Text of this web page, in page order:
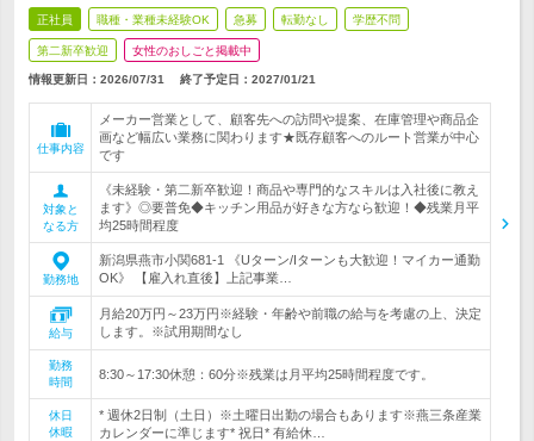
正社員 職種・業種未経験OK 急募 転勤なし 学歴不問
第二新卒歓迎 女性のおしごと掲載中
情報更新日：2026/07/31 終了予定日： 2027/01/21
仕事内容
メーカー営業として、顧客先への訪問や提案、在庫管理や商品企
画など幅広い業務に関わります★既存顧客へのルート営業が中心
です
対象と
なる方
《未経験・第二新卒歓迎！商品や専門的なスキルは入社後に教え
ます》◎要普免◆キッチン用品が好きな方なら歓迎！◆残業月平
均25時間程度
勤務地
新潟県燕市小関681-1 《Uターン/Iターンも大歓迎！マイカー通勤
OK》 【雇入れ直後】上記事業…
給与
月給20万円～23万円※経験・年齢や前職の給与を考慮の上、決定
します。※試用期間なし
勤務
時間
8:30～17:30休憩：60分※残業は月平均25時間程度です。
休日
休暇
* 週休2日制（土日）※土曜日出勤の場合もあります※燕三条産業
カレンダーに準じます* 祝日* 有給休…